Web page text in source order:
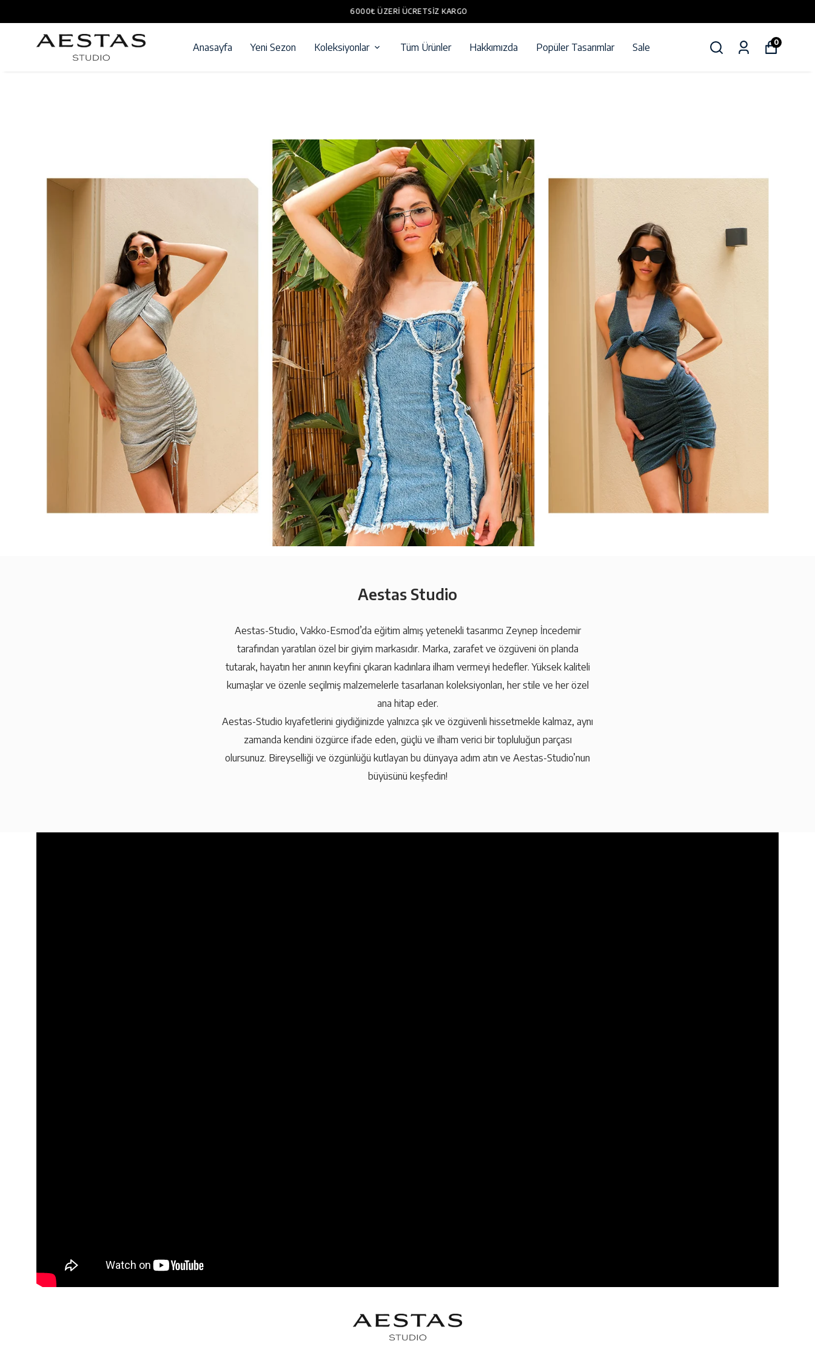
6000₺ ÜZERI ÜCRETSIZ KARGO
Anasayfa Yeni Sezon Koleksiyonlar Tüm Ürünler Hakkımızda Popüler Tasarımlar Sale 0
Aestas Studio
Aestas-Studio, Vakko-Esmod’da eğitim almış yetenekli tasarımcı Zeynep İncedemir
tarafından yaratılan özel bir giyim markasıdır. Marka, zarafet ve özgüveni ön planda
tutarak, hayatın her anının keyfini çıkaran kadınlara ilham vermeyi hedefler. Yüksek kaliteli
kumaşlar ve özenle seçilmiş malzemelerle tasarlanan koleksiyonları, her stile ve her özel
ana hitap eder.
Aestas-Studio kıyafetlerini giydiğinizde yalnızca şık ve özgüvenli hissetmekle kalmaz, aynı
zamanda kendini özgürce ifade eden, güçlü ve ilham verici bir topluluğun parçası
olursunuz. Bireyselliği ve özgünlüğü kutlayan bu dünyaya adım atın ve Aestas-Studio’nun
büyüsünü keşfedin!